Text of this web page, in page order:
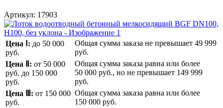
Артикул: 17903
Цена Ⅰ: до 50 000
руб.
Общая сумма заказа не превышает 49 999
руб.
Цена Ⅱ: от 50 000
руб. до 150 000
руб.
Общая сумма заказа равна или более
50 000 руб., но не превышает 149 999
руб.
Цена Ⅲ: от 150 000
руб.
Общая сумма заказа равна или более
150 000 руб.